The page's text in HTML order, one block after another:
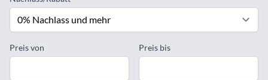
Preis von Preis bis